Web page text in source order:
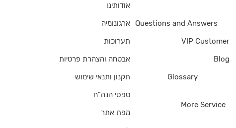
אודותינו
ארגונומיה
תערוכות
אבטחה והצהרת פרטיות
תקנון ותנאי שימוש
טפסי הנה"ח
מפת אתר
Questions and Answers
VIP Customer
Blog
Glossary
More Service